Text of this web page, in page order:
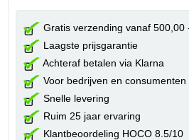
Gratis verzending vanaf 500,00
Laagste prijsgarantie
Achteraf betalen via Klarna
Voor bedrijven en consumenten
Snelle levering
Ruim 25 jaar ervaring
Klantbeoordeling HOCO 8.5/10